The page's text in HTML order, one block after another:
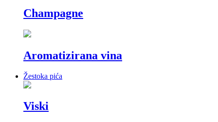
Champagne
Aromatizirana vina
Žestoka pića
Viski